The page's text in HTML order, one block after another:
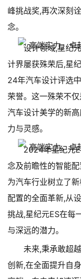
峰挑战奖,再次深刻
念。
设计领域,星纪
计界屡获殊荣后,星
24年汽车设计评选
荣誉。这一殊荣不
汽车设计美学的新
力与灵感。
2024年星纪元
念及前瞻性的智能
为汽车行业树立了
配置的全面革新,从
挑战,星纪元ES在每
与深远的潜力。
未来,秉承敢超
创新,在全面提升自